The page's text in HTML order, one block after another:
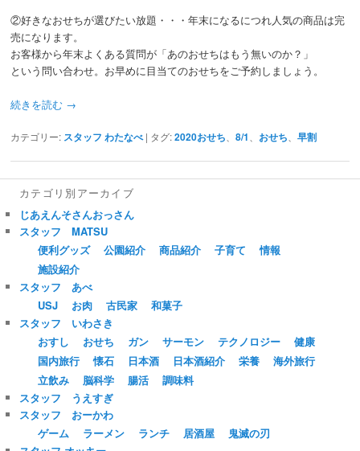
②好きなおせちが選びたい放題・・・年末になるにつれ人気の商品は完
売になります。
お客様から年末よくある質問が「あのおせちはもう無いのか？」
という問い合わせ。お早めに目当てのおせちをご予約しましょう。
続きを読む →
カテゴリー: スタッフ わたなべ | タグ: 2020おせち 、8/1 おせち 、早割
カテゴリ別アーカイブ
じあえんそさんおっさん
スタッフ MATSU
便利グッズ
公園紹介 商品紹介 子育て
情報
施設紹介
スタッフ あべ
USJ
お肉 古民家
和菓子
スタッフ いわさき
おすし
おせち ガン サーモン テクノロジー
健康
国内旅行
懐石 日本酒 日本酒紹介 栄養
海外旅行
立飲み
脳科学 腸活
調味料
スタッフ うえすぎ
スタッフ おーかわ
ゲーム
ラーメン ランチ 居酒屋
鬼滅の刃